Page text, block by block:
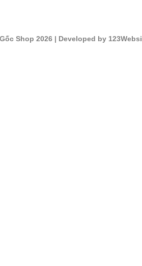
Shop 2026| Developed by